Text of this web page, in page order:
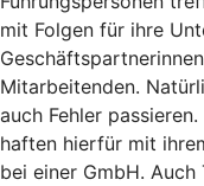
mit Folgen für ihre
Mitarbeitenden.
auch Fehler
haften hierfür mit
bei einer GmbH.